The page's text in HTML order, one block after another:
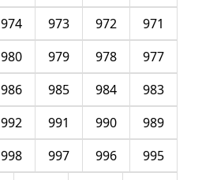
971
972
973
974
977
978
979
980
983
984
985
986
989
990
991
992
995
996
997
998